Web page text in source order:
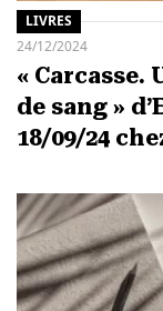
LIVRES
24/12/2024
« Carcasse.
de sang »
18/09/24